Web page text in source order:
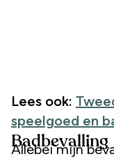
Lees ook:
speelgoed en
Badbevalling
Allebei mijn